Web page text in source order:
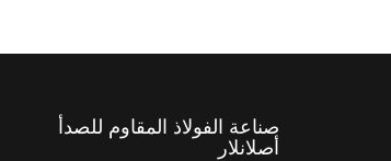
صناعة الفولاذ المقاوم للصدأ
أصلانلار